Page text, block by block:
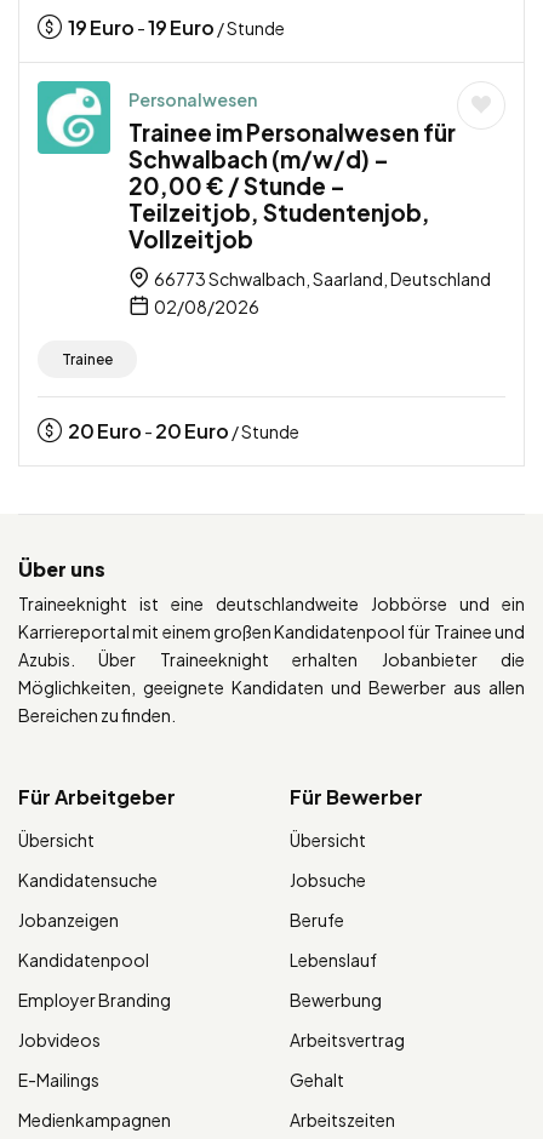
19Euro -19Euro / Stunde
Personalwesen
Trainee im Personalwesen für
Schwalbach (m/w/d) –
20,00 € / Stunde –
Teilzeitjob, Studentenjob,
Vollzeitjob
66773 Schwalbach, Saarland, Deutschland
02/08/2026
Trainee
20Euro - 20Euro / Stunde
Über uns
Traineeknight ist eine deutschlandweite Jobbörse und ein
Karriereportal mit einem großen Kandidatenpool für Trainee und
Azubis. Über Traineeknight erhalten Jobanbieter die
Möglichkeiten, geeignete Kandidaten und Bewerber aus allen
Bereichen zu finden.
Für Arbeitgeber
Übersicht
Kandidatensuche
Jobanzeigen
Kandidatenpool
Employer Branding
Jobvideos
E-Mailings
Medienkampagnen
Für Bewerber
Übersicht
Jobsuche
Berufe
Lebenslauf
Bewerbung
Arbeitsvertrag
Gehalt
Arbeitszeiten